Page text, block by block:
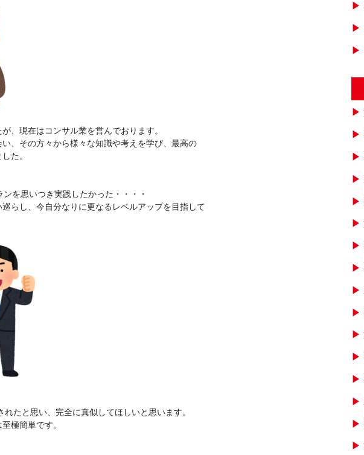
、現在はコンサル業を営んでおります。
、その方々から様々な知識や考えを学び、最高の
た。
を思いつき実践したかった・・・・
らし、今自分なりに更なるレベルアップを目指して
たと思い、完全に真似してほしいと思います。
極簡単です。